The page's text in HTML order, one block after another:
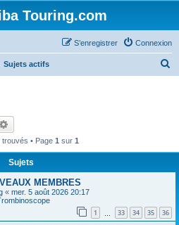
Touring.com
Connexion
S’enregistrer
Sujets actifs
• Page 1 sur 1
Sujets
MEMBRES
« mer. 5 août 2026 20:17
1 33 34 35 36